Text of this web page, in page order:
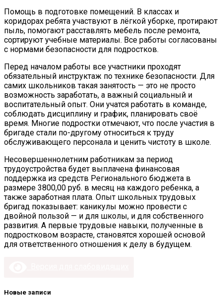
Помощь в подготовке помещений. В классах и
коридорах ребята участвуют в лёгкой уборке, протирают
пыль, помогают расставлять мебель после ремонта,
сортируют учебные материалы. Все работы согласованы
с нормами безопасности для подростков.
Перед началом работы все участники проходят
обязательный инструктаж по технике безопасности. Для
самих школьников такая занятость — это не просто
возможность заработать, а важный социальный и
воспитательный опыт. Они учатся работать в команде,
соблюдать дисциплину и график, планировать своё
время. Многие подростки отмечают, что после участия в
бригаде стали по-другому относиться к труду
обслуживающего персонала и ценить чистоту в школе.
Несовершеннолетним работникам за период
трудоустройства будет выплачена финансовая
поддержка из средств Регионального бюджета в
размере 3800,00 руб. в месяц на каждого ребенка, а
также заработная плата. Опыт школьных трудовых
бригад показывает: каникулы можно провести с
двойной пользой — и для школы, и для собственного
развития. А первые трудовые навыки, полученные в
подростковом возрасте, становятся хорошей основой
для ответственного отношения к делу в будущем.
Новые записи